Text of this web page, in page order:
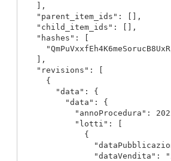
    ],
    "parent_item_ids": [],
    "child_item_ids": [],
    "hashes": [
    ],
    "revisions": [
      {
        "data": {
          "data": {
"annoProcedura":
            "lotti": [
              {
"dataVendita":